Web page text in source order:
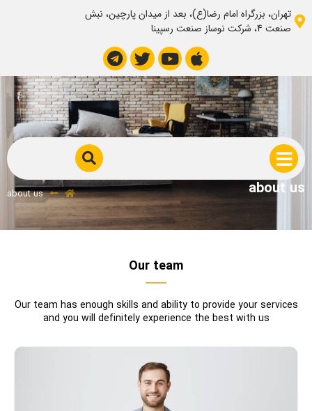
تهران، بزرگراه امام رضا(ع)، بعد از میدان پارچین، نبش
صنعت 4، شرکت نوساز صنعت رسپینا
about us
about us
Our team
Our team has enough skills and ability to provide your services
and you will definitely experience the best with us